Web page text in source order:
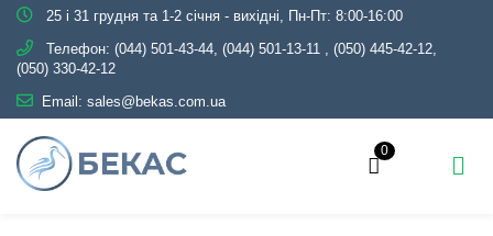
25 і 31 грудня та 1-2 січня - вихідні, Пн-Пт: 8:00-16:00
Телефон: (044) 501-43-44, (044) 501-13-11 , (050) 445-42-12,
(050) 330-42-12
Email: sales@bekas.com.ua
0